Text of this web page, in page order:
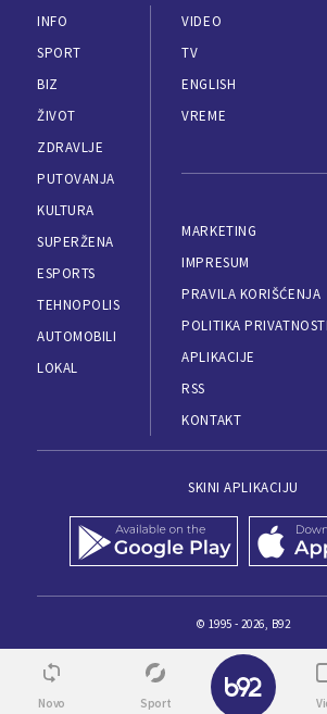
INFO
SPORT
BIZ
ŽIVOT
ZDRAVLJE
PUTOVANJA
KULTURA
SUPERŽENA
ESPORTS
TEHNOPOLIS
AUTOMOBILI
LOKAL
VIDEO
TV
ENGLISH
VREME
MARKETING
IMPRESUM
PRAVILA KORIŠĆENJA
POLITIKA PRIVATNOSTI
APLIKACIJE
RSS
KONTAKT
SKINI APLIKACIJU
© 1995 - 2026, B92
Novo Sport